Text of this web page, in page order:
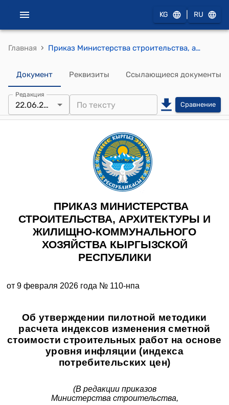
KG RU
Главная › Приказ Министерства строительства, архитектуры и жилищно-коммунального хозяйства Кыргызской Республики от 9 февраля 2026 года № 110-нпа "Об утверждении пилотной методики расчета индексов изменения сметной стоимости строительных работ на основе уровня инфляции (индекса потребительских цен)"
Документ Реквизиты Ссылающиеся документы
Редакция
22.06.2026 Сравнение